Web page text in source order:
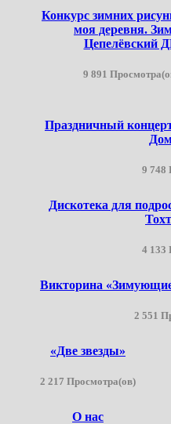
Конкурс зимних
моя деревня.
Цепелёвский
9 891
Праздничный
9 748
Дискотека для
4 133
Викторина
2 551
«Две звезды»
2 217 Просмотра(ов)
О нас